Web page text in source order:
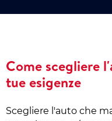
Come scegliere
tue esigenze
Scegliere l'auto che